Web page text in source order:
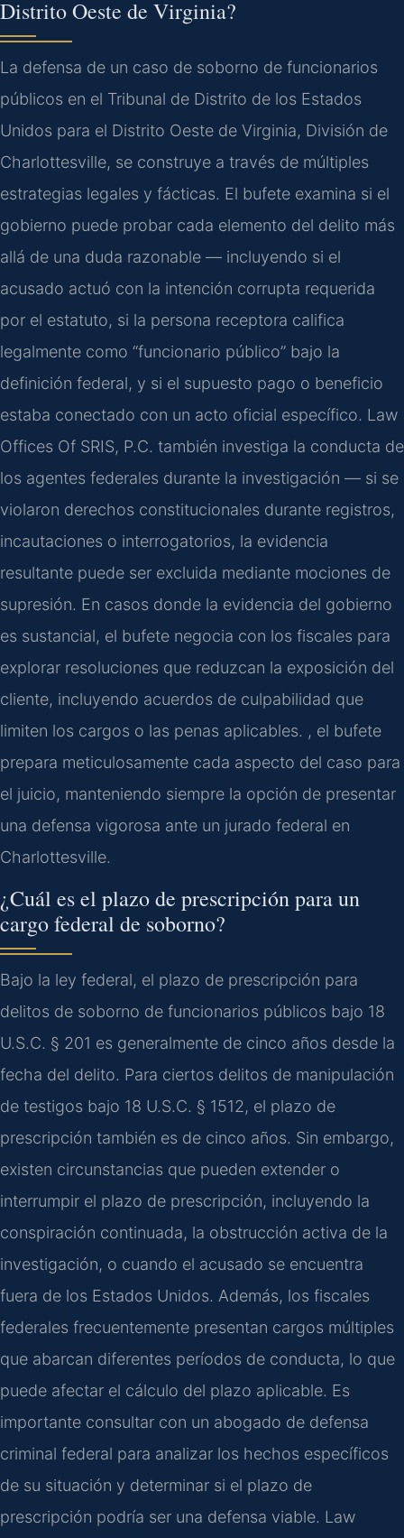
Distrito Oeste de Virginia?
La defensa de un caso de soborno de funcionarios
públicos en el Tribunal de Distrito de los Estados
Unidos para el Distrito Oeste de Virginia, División de
Charlottesville, se construye a través de múltiples
estrategias legales y fácticas. El bufete examina si el
gobierno puede probar cada elemento del delito más
allá de una duda razonable — incluyendo si el
acusado actuó con la intención corrupta requerida
por el estatuto, si la persona receptora califica
legalmente como “funcionario público” bajo la
definición federal, y si el supuesto pago o beneficio
estaba conectado con un acto oficial específico. Law
Offices Of SRIS, P.C. también investiga la conducta de
los agentes federales durante la investigación — si se
violaron derechos constitucionales durante registros,
incautaciones o interrogatorios, la evidencia
resultante puede ser excluida mediante mociones de
supresión. En casos donde la evidencia del gobierno
es sustancial, el bufete negocia con los fiscales para
explorar resoluciones que reduzcan la exposición del
cliente, incluyendo acuerdos de culpabilidad que
limiten los cargos o las penas aplicables. , el bufete
prepara meticulosamente cada aspecto del caso para
el juicio, manteniendo siempre la opción de presentar
una defensa vigorosa ante un jurado federal en
Charlottesville.
¿Cuál es el plazo de prescripción para un
cargo federal de soborno?
Bajo la ley federal, el plazo de prescripción para
delitos de soborno de funcionarios públicos bajo 18
U.S.C. § 201 es generalmente de cinco años desde la
fecha del delito. Para ciertos delitos de manipulación
de testigos bajo 18 U.S.C. § 1512, el plazo de
prescripción también es de cinco años. Sin embargo,
existen circunstancias que pueden extender o
interrumpir el plazo de prescripción, incluyendo la
conspiración continuada, la obstrucción activa de la
investigación, o cuando el acusado se encuentra
fuera de los Estados Unidos. Además, los fiscales
federales frecuentemente presentan cargos múltiples
que abarcan diferentes períodos de conducta, lo que
puede afectar el cálculo del plazo aplicable. Es
importante consultar con un abogado de defensa
criminal federal para analizar los hechos específicos
de su situación y determinar si el plazo de
prescripción podría ser una defensa viable. Law